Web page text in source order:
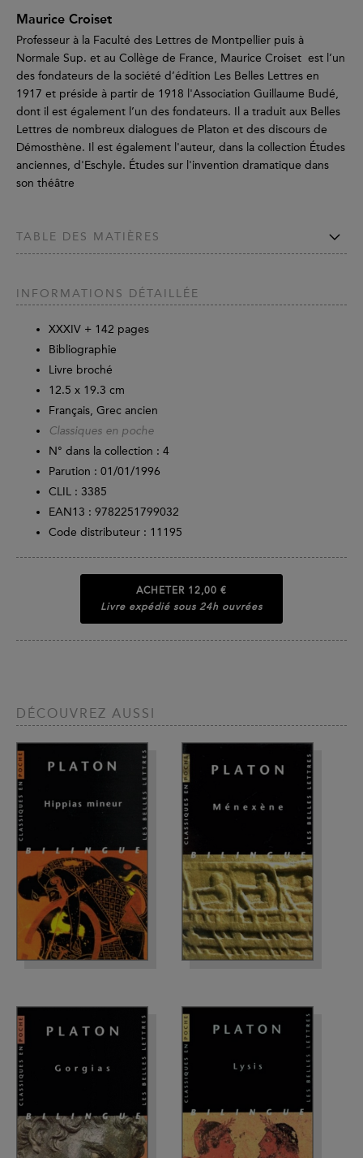
Maurice Croiset
Professeur à la Faculté des Lettres de Montpellier puis à
Normale Sup. et au Collège de France, Maurice Croiset est l’un
des fondateurs de la société d’édition Les Belles Lettres en
1917 et préside à partir de 1918 l'Association Guillaume Budé,
dont il est également l’un des fondateurs. Il a traduit aux Belles
Lettres de nombreux dialogues de Platon et des discours de
Démosthène. Il est également l'auteur, dans la collection Études
anciennes, d'Eschyle. Études sur l'invention dramatique dans
son théâtre
TABLE DES MATIÈRES
INFORMATIONS DÉTAILLÉE
XXXIV + 142 pages
Bibliographie
Livre broché
12.5 x 19.3 cm
Français, Grec ancien
Classiques en poche
N° dans la collection : 4
Parution : 01/01/1996
CLIL : 3385
EAN13 : 9782251799032
Code distributeur : 11195
ACHETER 12,00 €
Livre expédié sous 24h ouvrées
DÉCOUVREZ AUSSI